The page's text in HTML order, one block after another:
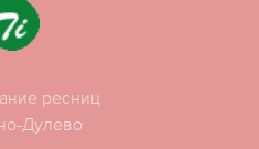
ресниц
Дулево